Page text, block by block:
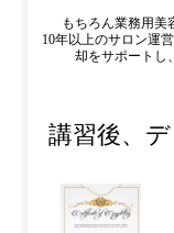
もちろん業務用美
10年以上のサロン運
却をサポートし
講習後、